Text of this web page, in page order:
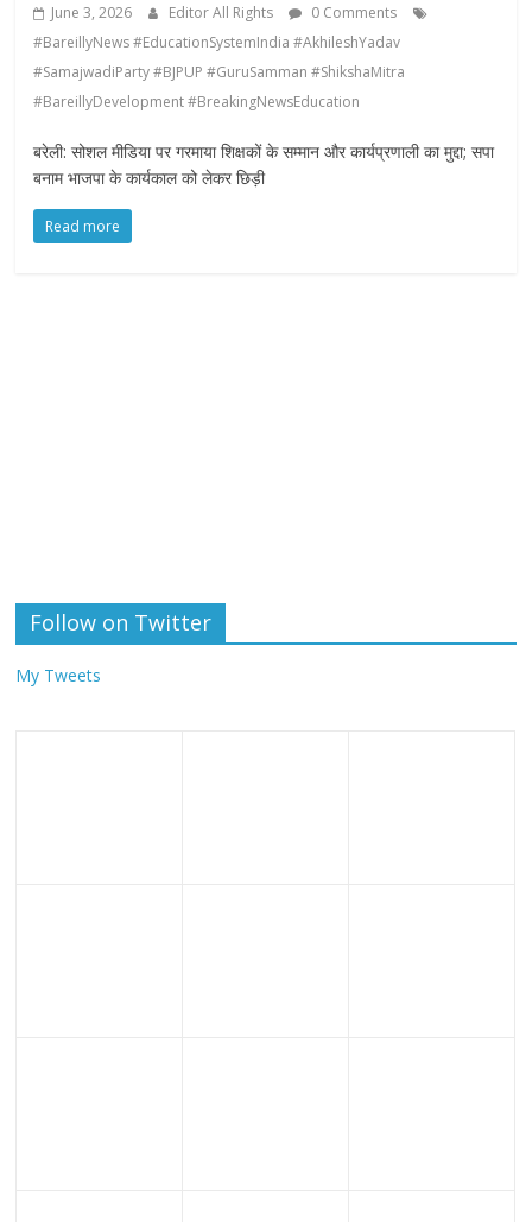
June 3, 2026 Editor All Rights
0 Comments
#BareillyNews #EducationSystemIndia #AkhileshYadav
#SamajwadiParty #BJPUP #GuruSamman #ShikshaMitra
#BareillyDevelopment #BreakingNewsEducation
बरेली: सोशल मीडिया पर गरमाया शिक्षकों के सम्मान और कार्यप्रणाली का मुद्दा; सपा
बनाम भाजपा के कार्यकाल को लेकर छिड़ी
Read more
Follow on Twitter
My Tweets